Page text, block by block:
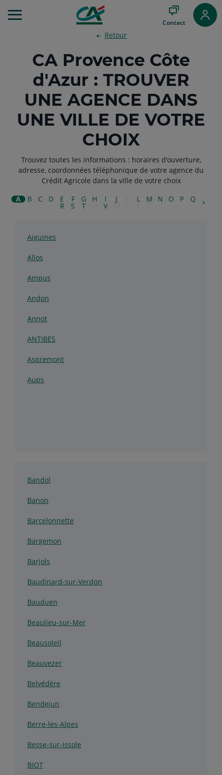
au
Aller
Pied
Contact
Retour
CA Provence Côte
d'Azur : TROUVER
UNE AGENCE DANS
UNE VILLE DE VOTRE
CHOIX
Trouvez toutes les informations : horaires d'ouverture,
adresse, coordonnées téléphonique de votre agence du
Crédit Agricole dans la ville de votre choix
A
B C D E F G H I J L M N O P Q
R S T V W
Aiguines
Allos
Ampus
Andon
Annot
ANTIBES
Aspremont
Aups
Bandol
Banon
Barcelonnette
Bargemon
Barjols
Baudinard-sur-Verdon
Bauduen
Beaulieu-sur-Mer
Beausoleil
Beauvezer
Belvédère
Bendejun
Berre-les-Alpes
Besse-sur-Issole
BIOT